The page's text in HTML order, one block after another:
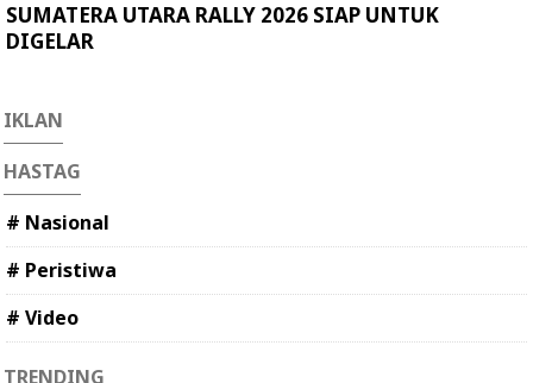
SUMATERA UTARA RALLY 2026 SIAP UNTUK
DIGELAR
IKLAN
HASTAG
# Nasional
# Peristiwa
# Video
TRENDING